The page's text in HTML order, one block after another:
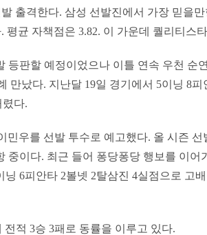
출격한다. 삼성 선발진에서 가장 믿을만
평균 자책점은 3.82. 이 가운데 퀄리티스
등판할 예정이었으나 이틀 연속 우천 순
만났다. 지난달 19일 경기에서 5이닝 8피
렸다.
우를 선발 투수로 예고했다. 올 시즌 선
중이다. 최근 들어 퐁당퐁당 행보를 이어
6피안타 2볼넷 2탈삼진 4실점으로 고
적 3승 3패로 동률을 이루고 있다.